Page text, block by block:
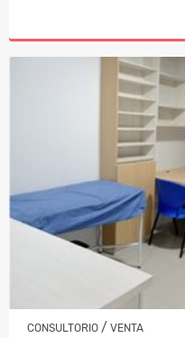
CONSULTORIO / VENTA